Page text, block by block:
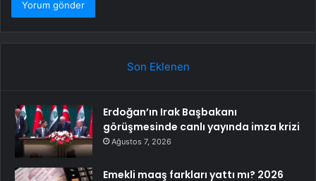
Son Eklenen
Erdoğan’ın Irak Başbakanı
görüşmesinde canlı yayında imza krizi
Ağustos 7, 2026
Emekli maaş farkları yattı mı? 2026